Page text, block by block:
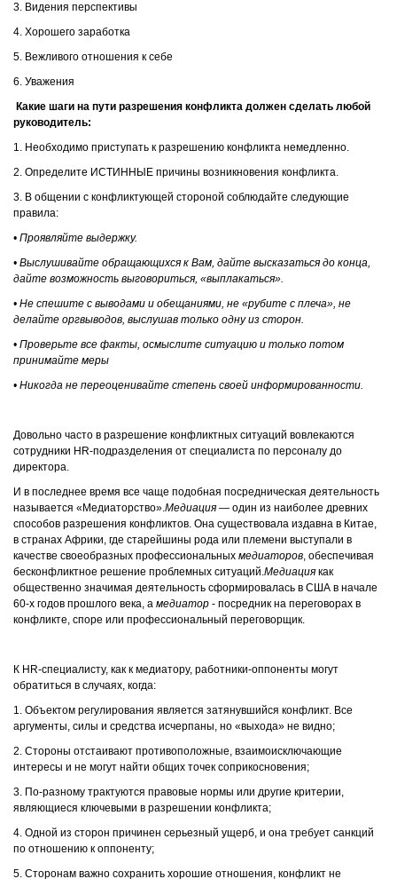
3. Видения перспективы
4. Хорошего заработка
5. Вежливого отношения к себе
6. Уважения
Какие шаги на пути разрешения конфликта должен сделать любой
руководитель:
1. Необходимо приступать к разрешению конфликта немедленно.
2. Определите ИСТИННЫЕ причины возникновения конфликта.
3. В общении с конфликтующей стороной соблюдайте следующие
правила:
• Проявляйте выдержку.
• Выслушивайте обращающихся к Вам, дайте высказаться до конца,
дайте возможность выговориться, «выплакаться».
• Не спешите с выводами и обещаниями, не «рубите с плеча», не
делайте оргвыводов, выслушав только одну из сторон.
• Проверьте все факты, осмыслите ситуацию и только потом
принимайте меры
• Никогда не переоценивайте степень своей информированности.
Довольно часто в разрешение конфликтных ситуаций вовлекаются
сотрудники HR-подразделения от специалиста по персоналу до
директора.
И в последнее время все чаще подобная посредническая деятельность
называется «Медиаторство».Медиация — один из наиболее древних
способов разрешения конфликтов. Она существовала издавна в Китае,
в странах Африки, где старейшины рода или племени выступали в
качестве своеобразных профессиональных медиаторов, обеспечивая
бесконфликтное решение проблемных ситуаций.Медиация как
общественно значимая деятельность сформировалась в США в начале
60-х годов прошлого века, а медиатор - посредник на переговорах в
конфликте, споре или профессиональный переговорщик.
К HR-специалисту, как к медиатору, работники-оппоненты могут
обратиться в случаях, когда:
1. Объектом регулирования является затянувшийся конфликт. Все
аргументы, силы и средства исчерпаны, но «выхода» не видно;
2. Стороны отстаивают противоположные, взаимоисключающие
интересы и не могут найти общих точек соприкосновения;
3. По-разному трактуются правовые нормы или другие критерии,
являющиеся ключевыми в разрешении конфликта;
4. Одной из сторон причинен серьезный ущерб, и она требует санкций
по отношению к оппоненту;
5. Сторонам важно сохранить хорошие отношения, конфликт не